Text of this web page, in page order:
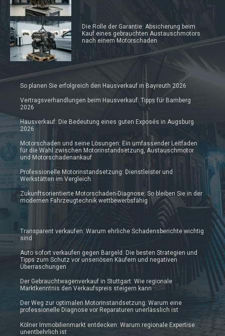
Die Rolle der Garantie: Absicherung beim
Kauf eines gebrauchten Austauschmotors
nach einem Motorschaden
So planen Sie erfolgreich den Hausverkauf in Bayreuth 2026
Vertragsverhandlungen beim Hausverkauf: Tipps für Bamberg
2026
Hausverkauf: Die Bedeutung eines guten Exposés in Augsburg
2026
Motorschaden und seine Lösungen: Ein umfassender Leitfaden
für die Wahl zwischen Motorinstandsetzung, Austauschmotor
und Motorschadenankauf
Professionelle Motorinstandsetzung: Dienstleister und
Werkstätten im Vergleich.
Zukunftsorientierte Motorschaden-Diagnose: So bleiben Sie in der
modernen Fahrzeugtechnik wettbewerbsfähig
Transparent verkaufen: Warum ehrliche Schadensberichte wichtig
sind
Auto sofort verkaufen gegen Bargeld: Die besten Strategien und
Tipps zum Schutz vor unseriösen Käufern und negativen
Überraschungen
Der Gebrauchtwagenverkauf in Stuttgart: Wie regionale
Marktkenntnis den Verkaufspreis steigern kann
Der Weg zur optimalen Motorinstandsetzung: Warum eine
professionelle Diagnose vor Reparaturen unerlässlich ist
Kölner Immobilienmarkt entdecken: Warum regionale Expertise
unentbehrlich ist